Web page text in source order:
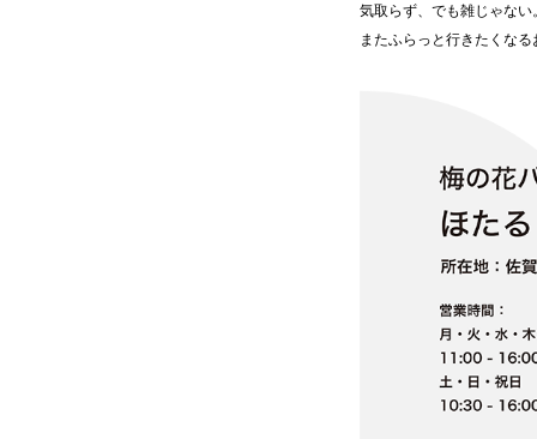
気取らず、でも雑じゃな
またふらっと行きたくなる